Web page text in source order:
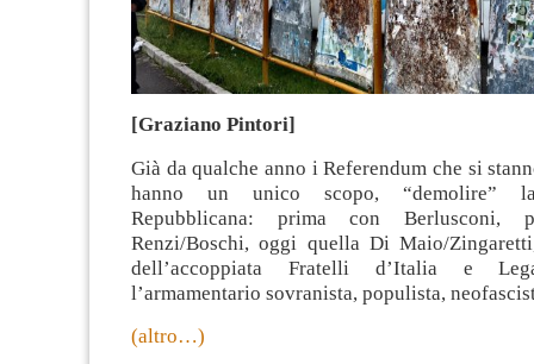
[Graziano Pintori]
Già da qualche anno i Referendum che si
hanno un unico scopo, “demolire”
Repubblicana: prima con
Renzi/Boschi, oggi quella Di Maio/
dell’accoppiata Fratelli d’Italia e
l’armamentario sovranista, populista,
(altro…)